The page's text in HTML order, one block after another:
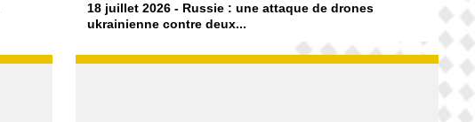
18 juillet 2026 - Russie : une attaque de drones
ukrainienne contre deux...